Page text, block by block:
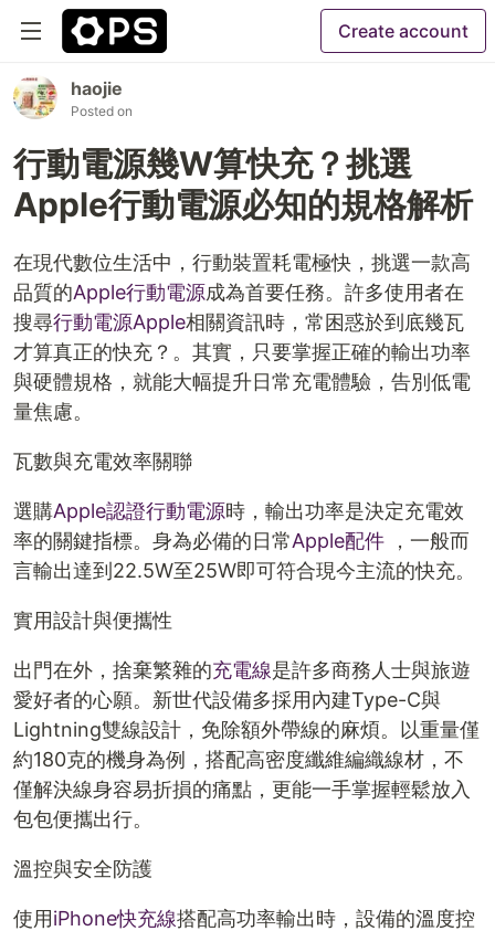
Create account
haojie
Posted on
行動電源幾W算快充？挑選
Apple行動電源必知的規格解析
在現代數位生活中，行動裝置耗電極快，挑選一款高
品質的Apple行動電源成為首要任務。許多使用者在
搜尋行動電源Apple相關資訊時，常困惑於到底幾瓦
才算真正的快充？。其實，只要掌握正確的輸出功率
與硬體規格，就能大幅提升日常充電體驗，告別低電
量焦慮。
瓦數與充電效率關聯
選購Apple認證行動電源時，輸出功率是決定充電效
率的關鍵指標。身為必備的日常Apple配件 ，一般而
言輸出達到22.5W至25W即可符合現今主流的快充。
實用設計與便攜性
出門在外，捨棄繁雜的充電線是許多商務人士與旅遊
愛好者的心願。新世代設備多採用內建Type-C與
Lightning雙線設計，免除額外帶線的麻煩。以重量僅
約180克的機身為例，搭配高密度纖維編織線材，不
僅解決線身容易折損的痛點，更能一手掌握輕鬆放入
包包便攜出行。
溫控與安全防護
使用iPhone快充線搭配高功率輸出時，設備的溫度控